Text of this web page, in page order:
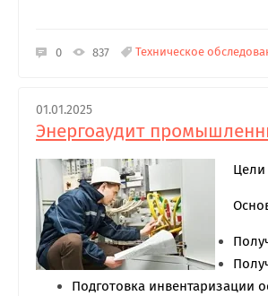
0 837 Техническое
01.01.2025
Энергоаудит
Цели
Подготовка инвентаризации